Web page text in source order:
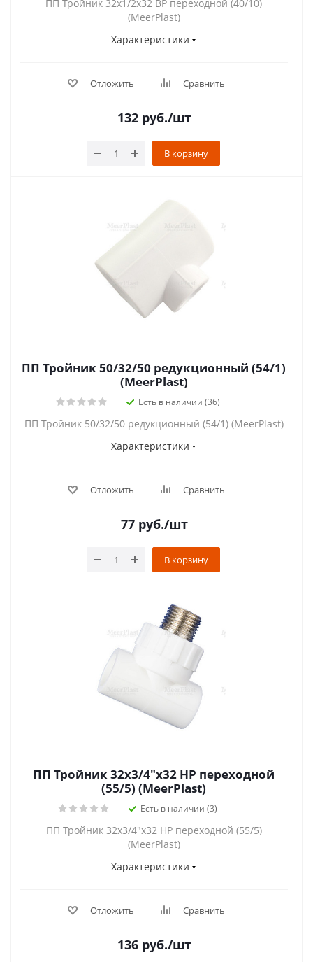
ПП Тройник 32х1/2х32 ВР переходной (40/10)
(MeerPlast)
Характеристики
Отложить Сравнить
132руб./шт
В корзину
ПП Тройник 50/32/50 редукционный (54/1)
(MeerPlast)
Есть в наличии (36)
ПП Тройник 50/32/50 редукционный (54/1) (MeerPlast)
Характеристики
Отложить Сравнить
77руб./шт
В корзину
ПП Тройник 32х3/4"х32 НР переходной
(55/5) (MeerPlast)
Есть в наличии (3)
ПП Тройник 32х3/4"х32 НР переходной (55/5)
(MeerPlast)
Характеристики
Отложить Сравнить
136руб./шт